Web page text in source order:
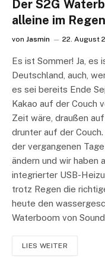
Der S2G
alleine im
von Jasmin 22. August
Es ist Sommer! Ja, es
Deutschland, auch,
es sei bereits Ende
Kakao auf der Couch
Zeit wäre, draußen
drunter auf der
der vergangenen
ändern und wir
integrierter USB-
trotz Regen die
heute den
Waterboom von
LIES WEITER